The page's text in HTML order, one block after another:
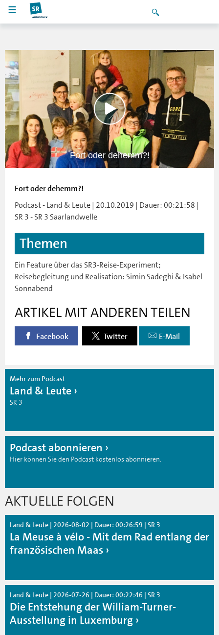
Fort oder dehemm?!
Fort oder dehemm?!
Podcast - Land & Leute | 20.10.2019 | Dauer: 00:21:58 |
SR 3 - SR 3 Saarlandwelle
Themen
Ein Feature über das SR3-Reise-Experiment;
Reisebegleitung und Realisation: Simin Sadeghi & Isabel
Sonnabend
ARTIKEL MIT ANDEREN TEILEN
Facebook Twitter E-Mail
Mehr zum Podcast
Land & Leute
SR 3
Podcast abonnieren
Hier können Sie den Podcast kostenlos abonnieren.
AKTUELLE FOLGEN
Land & Leute | 2026-08-02 | Dauer: 00:26:59 | SR 3
La Meuse à vélo - Mit dem Rad entlang der
französischen Maas
Land & Leute | 2026-07-26 | Dauer: 00:22:46 | SR 3
Die Entstehung der William-Turner-
Ausstellung in Luxemburg